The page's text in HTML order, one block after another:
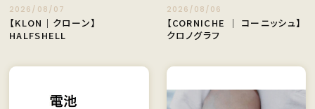
2026/08/07
【KLON｜クローン】
HALFSHELL
2026/08/06
【CORNICHE ｜ コーニッシュ】
クロノグラフ